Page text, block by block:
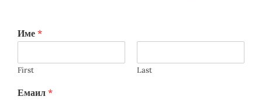
Име *
First Last
Емаил *